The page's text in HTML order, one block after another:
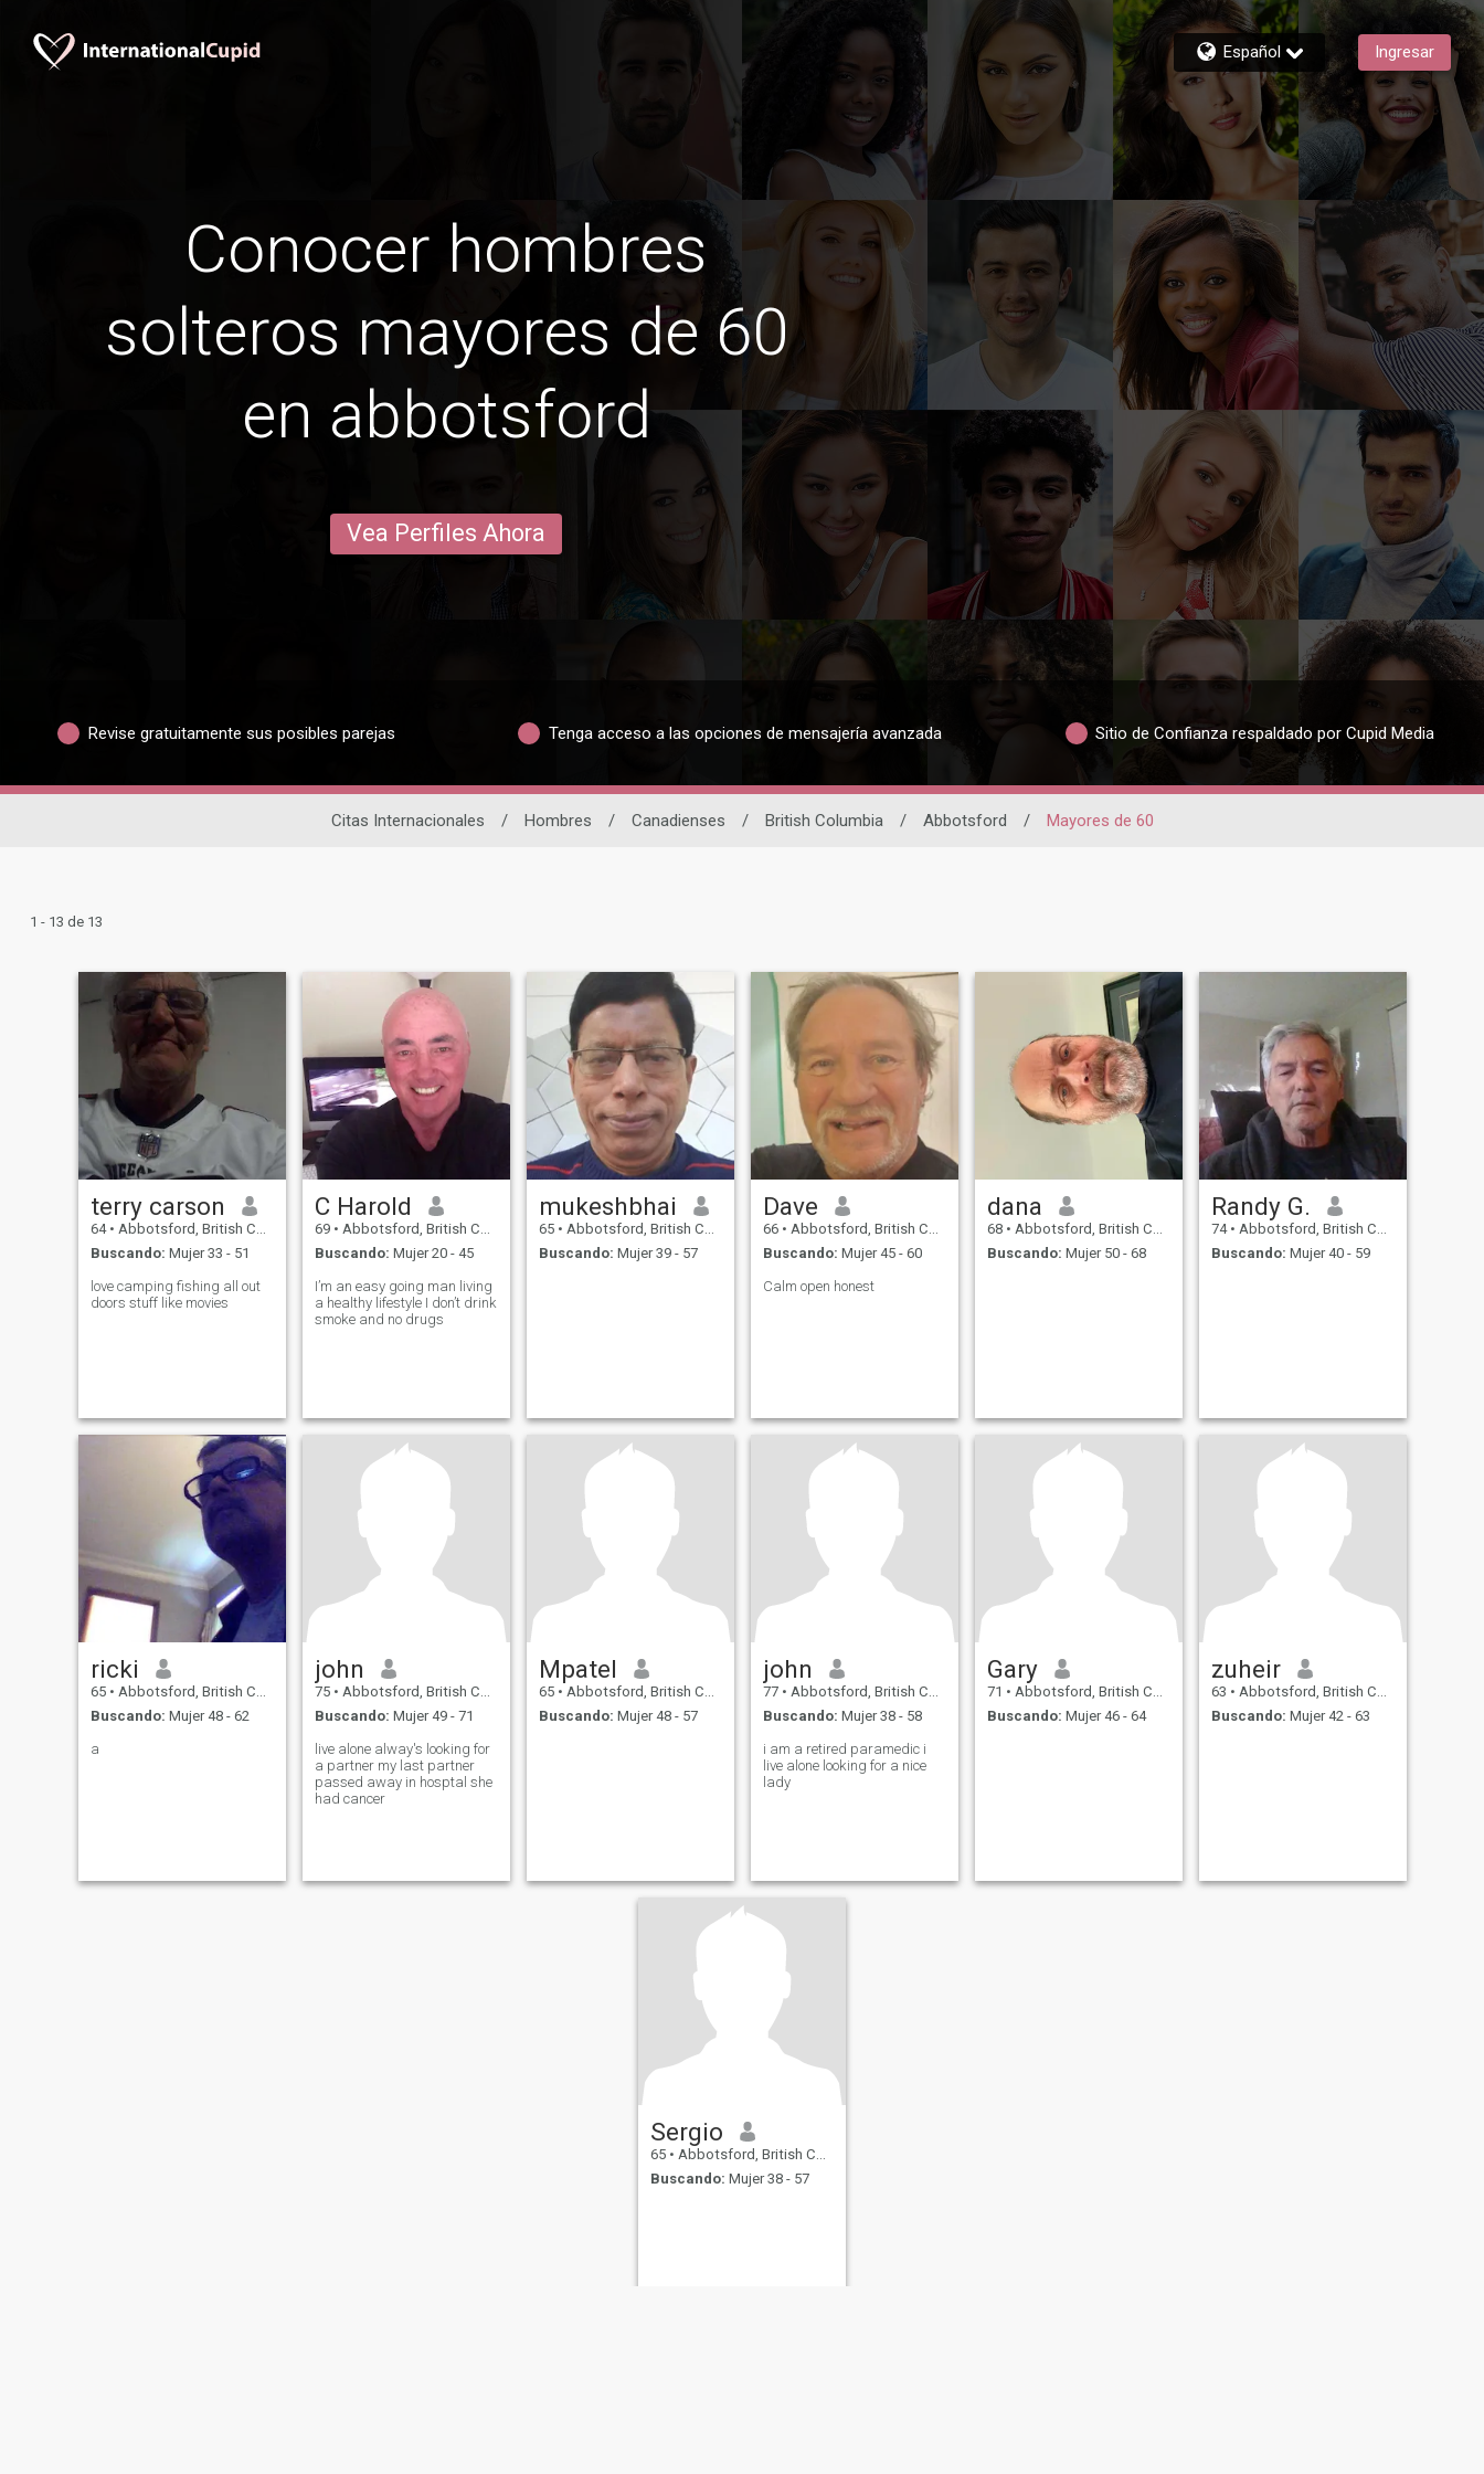
Español Ingresar
Conocer hombres
solteros mayores de 60
en abbotsford
Vea Perfiles Ahora
Revise gratuitamente sus posibles parejas Tenga acceso a las opciones de mensajería avanzada Sitio de Confianza respaldado por Cupid Media
Citas Internacionales / Hombres / Canadienses / British Columbia / Abbotsford / Mayores de 60
1 - 13 de 13
terry carson
64 • Abbotsford, British Columbia, Canadá
Buscando: Mujer 33 - 51
love camping fishing all out
doors stuff like movies
C Harold
69 • Abbotsford, British Columbia, Canadá
Buscando: Mujer 20 - 45
I’m an easy going man living
a healthy lifestyle I don’t drink
smoke and no drugs
mukeshbhai
65 • Abbotsford, British Columbia, Canadá
Buscando: Mujer 39 - 57
Dave
66 • Abbotsford, British Columbia, Canadá
Buscando: Mujer 45 - 60
Calm open honest
dana
68 • Abbotsford, British Columbia, Canadá
Buscando: Mujer 50 - 68
Randy G.
74 • Abbotsford, British Columbia, Canadá
Buscando: Mujer 40 - 59
ricki
65 • Abbotsford, British Columbia, Canadá
Buscando: Mujer 48 - 62
a
john
75 • Abbotsford, British Columbia, Canadá
Buscando: Mujer 49 - 71
live alone alway's looking for
a partner my last partner
passed away in hosptal she
had cancer
Mpatel
65 • Abbotsford, British Columbia, Canadá
Buscando: Mujer 48 - 57
john
77 • Abbotsford, British Columbia, Canadá
Buscando: Mujer 38 - 58
i am a retired paramedic i
live alone looking for a nice
lady
Gary
71 • Abbotsford, British Columbia, Canadá
Buscando: Mujer 46 - 64
zuheir
63 • Abbotsford, British Columbia, Canadá
Buscando: Mujer 42 - 63
Sergio
65 • Abbotsford, British Columbia, Canadá
Buscando: Mujer 38 - 57